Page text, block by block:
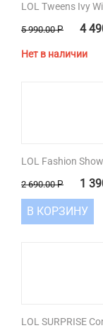
LOL Tweens Ivy
5 990.00 Р 4
Нет в наличии
LOL Fashion Show
2 690.00 Р 1
В КОРЗИНУ
LOL SURPRISE